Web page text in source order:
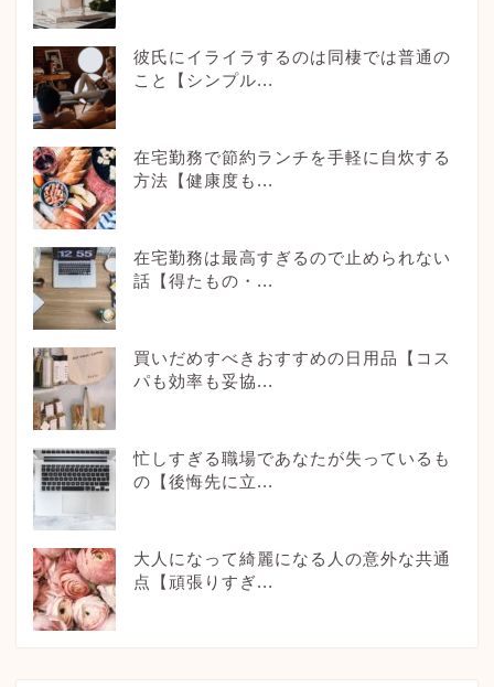
彼氏にイライラするのは同棲では普通の
こと【シンプル...
在宅勤務で節約ランチを手軽に自炊する
方法【健康度も...
在宅勤務は最高すぎるので止められない
話【得たもの・...
買いだめすべきおすすめの日用品【コス
パも効率も妥協...
忙しすぎる職場であなたが失っているも
の【後悔先に立...
大人になって綺麗になる人の意外な共通
点【頑張りすぎ...